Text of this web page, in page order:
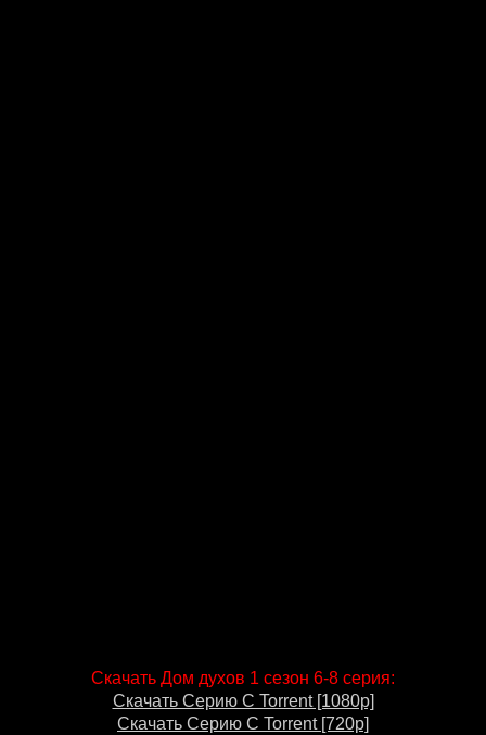
Скачать Дом духов 1 сезон 6-8 серия:
Скачать Серию С Torrent [1080p]
Скачать Серию С Torrent [720p]